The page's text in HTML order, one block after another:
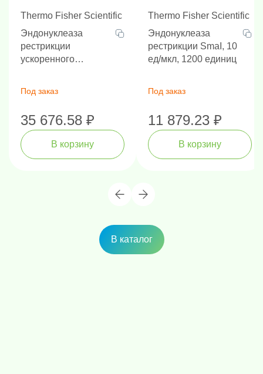
Thermo Fisher Scientific
Эндонуклеаза
рестрикции
ускоренного
Под заказ
35 676.58 ₽
В корзину
Thermo Fisher Scientific
Эндонуклеаза
рестрикции SmaI, 10
ед/мкл, 1200 единиц
Под заказ
11 879.23 ₽
В корзину
В каталог